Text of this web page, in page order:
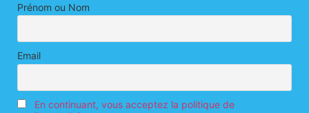
Prénom ou Nom
Email
En continuant, vous acceptez la politique de